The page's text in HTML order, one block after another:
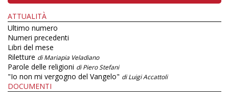
ATTUALITÀ
Ultimo numero
Numeri precedenti
Libri del mese
Riletture di Mariapia Veladiano
Parole delle religioni di Piero Stefani
"Io non mi vergogno del Vangelo" di Luigi Accattoli
DOCUMENTI